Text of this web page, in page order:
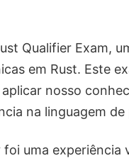
Qualifier Exam,
em Rust. Este
nosso
na linguagem de
uma experiência